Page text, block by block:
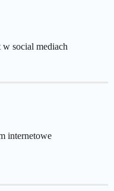
social mediach
internetowe